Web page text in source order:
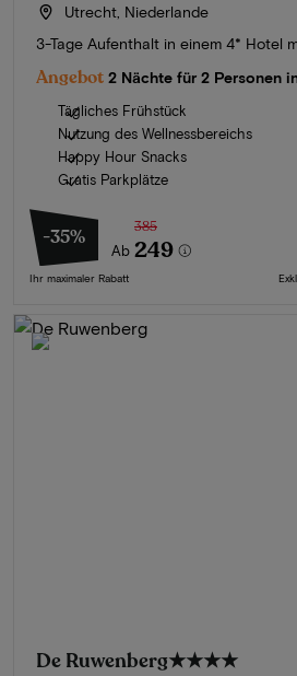
Utrecht, Niederlande
3-Tage Aufenthalt in einem 4* Hotel
Angebot 2 Nächte für 2 Personen
Tägliches Frühstück
Nutzung des Wellnessbereichs
Happy Hour Snacks
Gratis Parkplätze
-35%
Ab
385
249
Ihr maximaler Rabatt
De Ruwenberg★★★★